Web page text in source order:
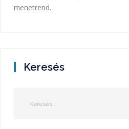
menetrend.
Keresés